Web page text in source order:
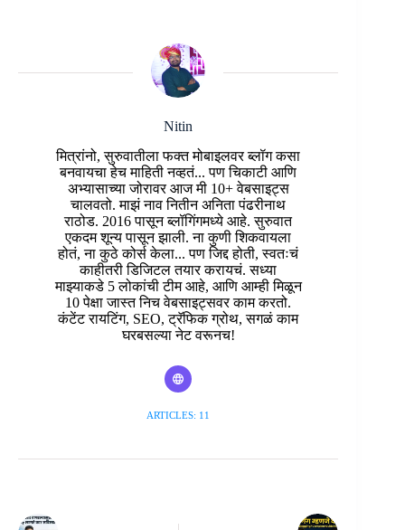
Nitin
मित्रांनो, सुरुवातीला फक्त मोबाइलवर ब्लॉग कसा
बनवायचा हेच माहिती नव्हतं... पण चिकाटी आणि
अभ्यासाच्या जोरावर आज मी 10+ वेबसाइट्स
चालवतो. माझं नाव नितीन अनिता पंढरीनाथ
राठोड. 2016 पासून ब्लॉगिंगमध्ये आहे. सुरुवात
एकदम शून्य पासून झाली. ना कुणी शिकवायला
होतं, ना कुठे कोर्स केला... पण जिद्द होती, स्वतःचं
काहीतरी डिजिटल तयार करायचं. सध्या
माझ्याकडे 5 लोकांची टीम आहे, आणि आम्ही मिळून
10 पेक्षा जास्त निच वेबसाइट्सवर काम करतो.
कंटेंट रायटिंग, SEO, ट्रॅफिक ग्रोथ, सगळं काम
घरबसल्या नेट वरूनच!
ARTICLES: 11